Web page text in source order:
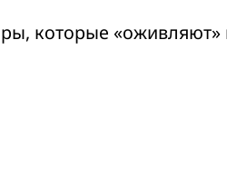
которые «оживляют»